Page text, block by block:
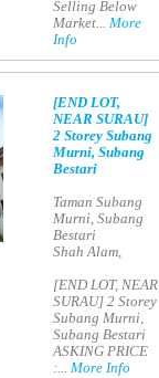
Selling Below
Market...More
Info
[END LOT,
NEAR SURAU]
2 Storey Subang
Murni, Subang
Bestari
Taman Subang
Murni, Subang
Bestari
Shah Alam,
[END LOT, NEAR
SURAU] 2 Storey
Subang Murni,
Subang Bestari
ASKING PRICE
:...More Info